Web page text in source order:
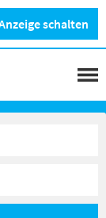
schalten